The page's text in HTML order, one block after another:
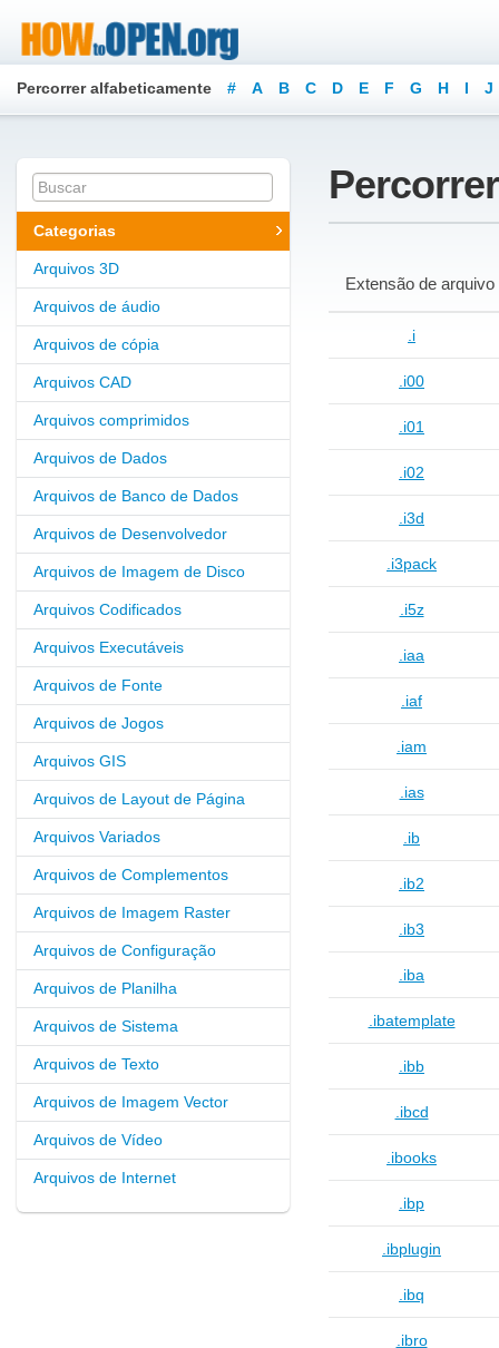
Percorrer alfabeticamente # A B C D E F G H I J
Categorias
Arquivos 3D
Arquivos de áudio
Arquivos de cópia
Arquivos CAD
Arquivos comprimidos
Arquivos de Dados
Arquivos de Banco de Dados
Arquivos de Desenvolvedor
Arquivos de Imagem de Disco
Arquivos Codificados
Arquivos Executáveis
Arquivos de Fonte
Arquivos de Jogos
Arquivos GIS
Arquivos de Layout de Página
Arquivos Variados
Arquivos de Complementos
Arquivos de Imagem Raster
Arquivos de Configuração
Arquivos de Planilha
Arquivos de Sistema
Arquivos de Texto
Arquivos de Imagem Vector
Arquivos de Vídeo
Arquivos de Internet
Extensão de arquivo
.i
.i00
.i01
.i02
.i3d
.i3pack
.i5z
.iaa
.iaf
.iam
.ias
.ib
.ib2
.ib3
.iba
.ibatemplate
.ibb
.ibcd
.ibooks
.ibp
.ibplugin
.ibq
.ibro